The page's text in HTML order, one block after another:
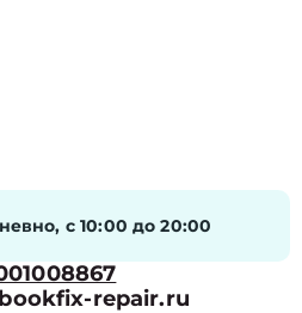
с 10:00 до 20:00
repair.ru